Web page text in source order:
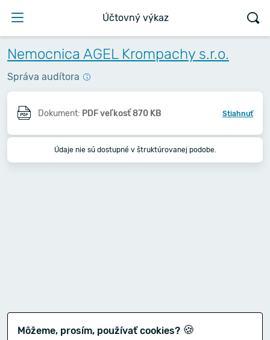
Účtovný výkaz
Nemocnica AGEL Krompachy s.r.o.
Správa audítora
Dokument: PDF veľkosť 870 KB Stiahnuť
Údaje nie sú dostupné v štruktúrovanej podobe.
Môžeme, prosím, používať cookies? 🍪